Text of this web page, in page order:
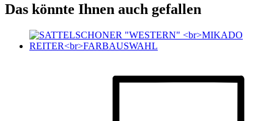
Das könnte Ihnen auch gefallen